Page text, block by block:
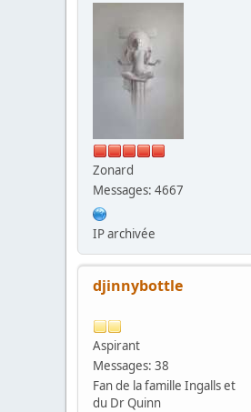
Zonard
Messages: 4667
IP archivée
djinnybottle
Aspirant
Messages: 38
Fan de la famille Ingalls et
du Dr Quinn